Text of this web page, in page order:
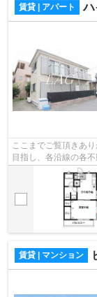
賃貸 | アパート ハ
ここまでご覧頂きあ
目指し、各沿線の各
様へ提供しておりま
賃貸 | マンション